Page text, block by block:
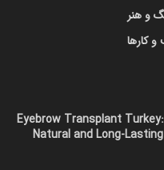
و هنر
Eyebrow Transplant
Natural and Long-